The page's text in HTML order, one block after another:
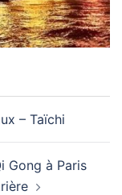
– Taïchi
Gong à Paris